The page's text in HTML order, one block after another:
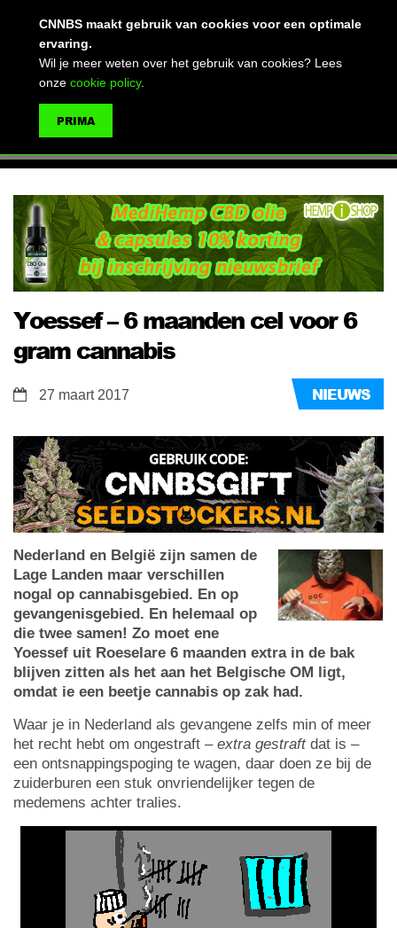
Yoessef – 6 maanden cel voor 6
gram cannabis
NIEUWS
27 maart 2017
Nederland en België zijn samen de
Lage Landen maar verschillen
nogal op cannabisgebied. En op
gevangenisgebied. En helemaal op
die twee samen! Zo moet ene
Yoessef uit Roeselare 6 maanden extra in de bak
blijven zitten als het aan het Belgische OM ligt,
omdat ie een beetje cannabis op zak had.
Waar je in Nederland als gevangene zelfs min of meer
het recht hebt om ongestraft – extra gestraftdat is –
een ontsnappingspoging te wagen, daar doen ze bij de
zuiderburen een stuk onvriendelijker tegen de
medemens achter tralies.
CNNBS maakt gebruik van cookies voor een optimale
ervaring.
Wil je meer weten over het gebruik van cookies? Lees
onze cookie policy.
PRIMA